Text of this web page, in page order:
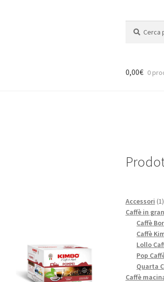
0,00€ 0
Accessori 11
Caffè in
Caffè
Caffè
Lollo
Pop
Quarta
Caffè